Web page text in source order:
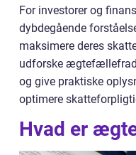
For investorer og
dybdegående
maksimere deres
udforske
og give praktiske
optimere
Hvad er